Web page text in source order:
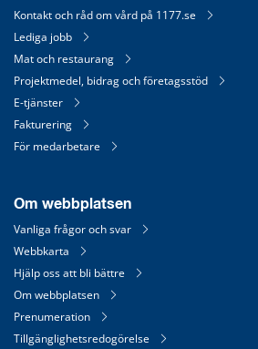
Kontakt och råd om vård på 1177.se
Lediga jobb
Mat och restaurang
Projektmedel, bidrag och företagsstöd
E-tjänster
Fakturering
För medarbetare
Om webbplatsen
Vanliga frågor och svar
Webbkarta
Hjälp oss att bli bättre
Om webbplatsen
Prenumeration
Tillgänglighetsredogörelse